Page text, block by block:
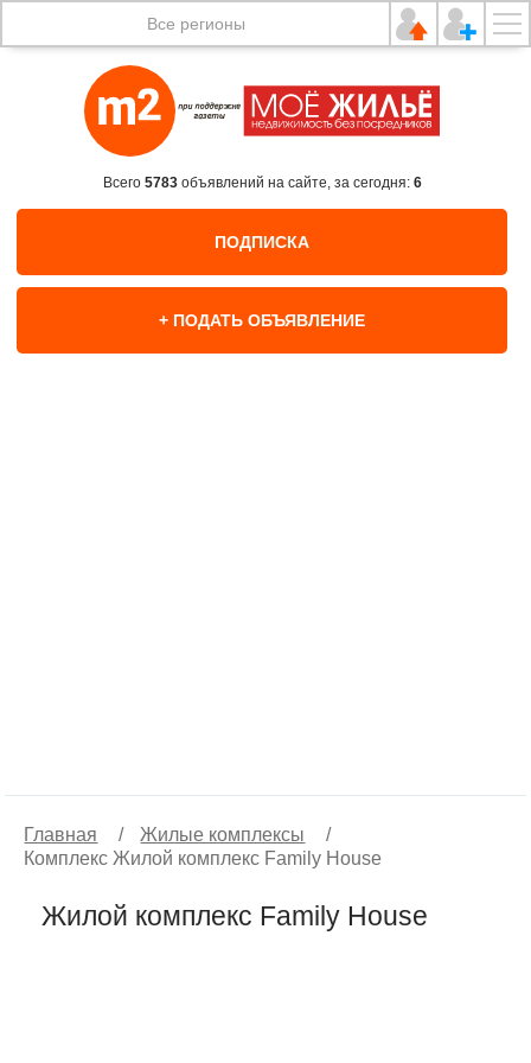
Все регионы
Всего 5783объявлений на сайте, за сегодня: 6
ПОДПИСКА
+ ПОДАТЬ ОБЪЯВЛЕНИЕ
Главная / Жилые комплексы
/
Комплекс Жилой комплекс Family House
Жилой комплекс Family House